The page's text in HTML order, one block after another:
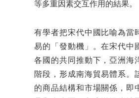
等多重因素交互作用的結果。
有學者把宋代中國比喻為當
易的「發動機」。在宋代中
各國的共同推動下，亞洲海
階段，形成南海貿易體系。
的商品結構和市場關係，即